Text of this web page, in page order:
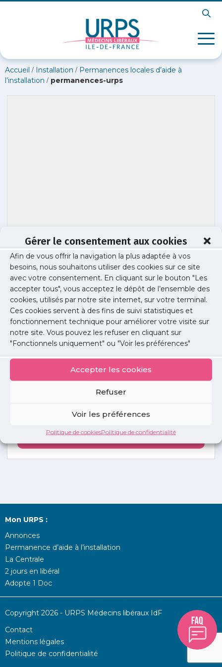
Gérer le consentement aux cookies
Afin de vous offrir la navigation la plus adaptée à vos
besoins, nous souhaitons utiliser des cookies sur ce site
avec votre consentement. En cliquant sur le bouton "Les
accepter tous", vous acceptez le dépôt de l’ensemble des
cookies, utilisés par notre site internet, sur votre terminal.
Ces cookies servent à des fins de suivi statistiques et
fonctionnement technique pour améliorer votre visite sur
notre site. Vous pouvez les refuser en cliquant sur
"Fonctionnels uniquement" ou "Voir les préférences"
Accepter les cookies
Refuser
Voir les préférences
Politique de cookiesPolitique de confidentialité
Accueil / Installation / Permanences locales d’aide à
l’installation / permanences-urps
permanences-urps
Publié le : 9 avril 2018
Partager cet article :
annonces
Mon URPS :
Annonces
Permanence d’aide à l’installation
La Centrale
2 jours en libéral
Adopte 1 Doc
Copyright 2026 - URPS Médecins libéraux IdF
Contact
Mentions légales
Politique de confidentialité